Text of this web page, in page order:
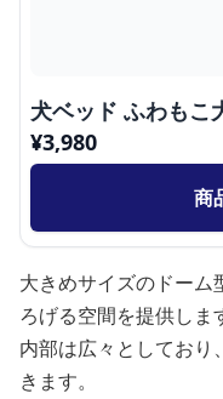
犬ベッド ふわもこ
¥3,980
商
大きめサイズのドーム
ろげる空間を提供しま
内部は広々としてお
きます。